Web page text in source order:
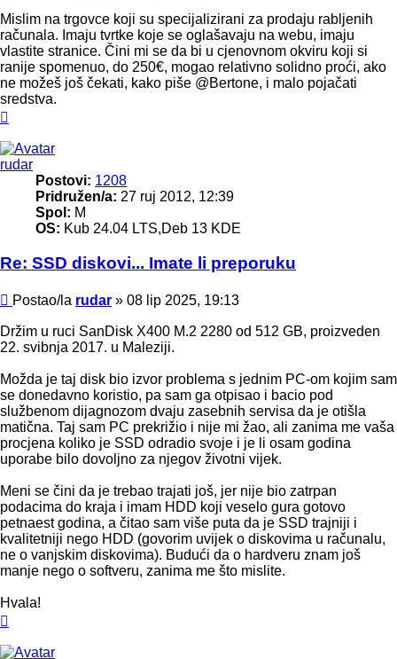
Mislim na trgovce koji su specijalizirani za prodaju rabljenih
računala. Imaju tvrtke koje se oglašavaju na webu, imaju
vlastite stranice. Čini mi se da bi u cjenovnom okviru koji si
ranije spomenuo, do 250€, mogao relativno solidno proći, ako
ne možeš još čekati, kako piše @Bertone, i malo pojačati
sredstva.
rudar
Postovi: 1208
Pridružen/a: 27 ruj 2012, 12:39
Spol: M
OS: Kub 24.04 LTS,Deb 13 KDE
Re: SSD diskovi... Imate li preporuku
Post
Postao/la rudar » 08 lip 2025, 19:13
Držim u ruci SanDisk X400 M.2 2280 od 512 GB, proizveden
22. svibnja 2017. u Maleziji.
Možda je taj disk bio izvor problema s jednim PC-om kojim sam
se donedavno koristio, pa sam ga otpisao i bacio pod
službenom dijagnozom dvaju zasebnih servisa da je otišla
matična. Taj sam PC prekrižio i nije mi žao, ali zanima me vaša
procjena koliko je SSD odradio svoje i je li osam godina
uporabe bilo dovoljno za njegov životni vijek.
Meni se čini da je trebao trajati još, jer nije bio zatrpan
podacima do kraja i imam HDD koji veselo gura gotovo
petnaest godina, a čitao sam više puta da je SSD trajniji i
kvalitetniji nego HDD (govorim uvijek o diskovima u računalu,
ne o vanjskim diskovima). Budući da o hardveru znam još
manje nego o softveru, zanima me što mislite.
Hvala!